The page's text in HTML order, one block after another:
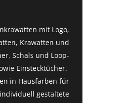
mit Logo,
Krawatten und
Schals und Loop-
Einstecktücher.
in Hausfarben für
gestaltete